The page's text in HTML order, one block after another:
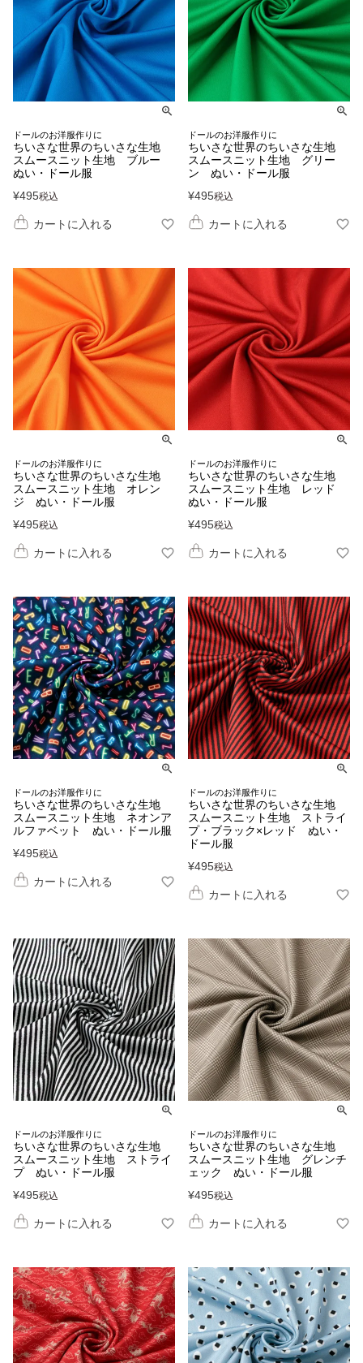
ドールのお洋服作りに
ちいさな世界のちいさな生地
スムースニット生地 ブルー
ぬい・ドール服
¥495税込
カートに入れる
ドールのお洋服作りに
ちいさな世界のちいさな生地
スムースニット生地 グリー
ン ぬい・ドール服
¥495税込
カートに入れる
ドールのお洋服作りに
ちいさな世界のちいさな生地
スムースニット生地 オレン
ジ ぬい・ドール服
¥495税込
カートに入れる
ドールのお洋服作りに
ちいさな世界のちいさな生地
スムースニット生地 レッド
ぬい・ドール服
¥495税込
カートに入れる
ドールのお洋服作りに
ちいさな世界のちいさな生地
スムースニット生地 ネオンア
ルファベット ぬい・ドール服
¥495税込
カートに入れる
ドールのお洋服作りに
ちいさな世界のちいさな生地
スムースニット生地 ストライ
プ・ブラック×レッド ぬい・
ドール服
¥495税込
カートに入れる
ドールのお洋服作りに
ちいさな世界のちいさな生地
スムースニット生地 ストライ
プ ぬい・ドール服
¥495税込
カートに入れる
ドールのお洋服作りに
ちいさな世界のちいさな生地
スムースニット生地 グレンチ
ェック ぬい・ドール服
¥495税込
カートに入れる